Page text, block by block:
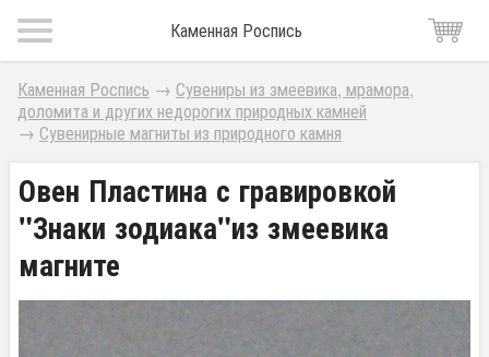
Каменная Роспись
Каменная Роспись → Сувениры из змеевика, мрамора,
доломита и других недорогих природных камней
→ Сувенирные магниты из природного камня
Овен Пластина с гравировкой
"Знаки зодиака"из змеевика
магните